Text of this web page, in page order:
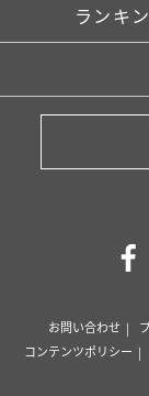
ランキ
お問い合わせ
コンテンツポリシー